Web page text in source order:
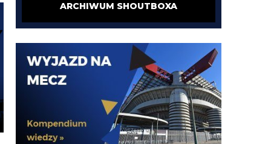
robi więcej w kilka minut niż LH przez cały pobyt w
Interze
Taki Olise dla ubogich
Orzeu 08.08.2026 17:29
Diouf naprawdę tak dobrze wygląda na wahadle?
Orzeu 08.08.2026 17:29
ARCHIWUM SHOUTBOXA